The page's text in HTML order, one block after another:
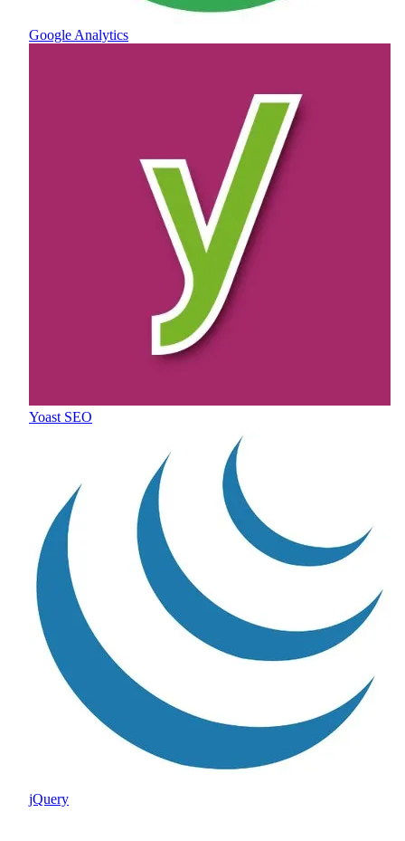
Google Analytics
Yoast SEO
jQuery